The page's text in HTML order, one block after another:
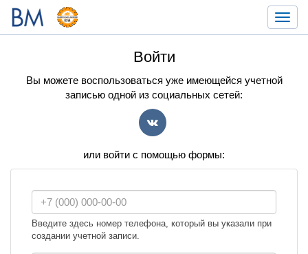
Войти
Вы можете воспользоваться уже имеющейся учетной
записью одной из социальных сетей:
или войти с помощью формы:
Введите здесь номер телефона, который вы указали при
создании учетной записи.